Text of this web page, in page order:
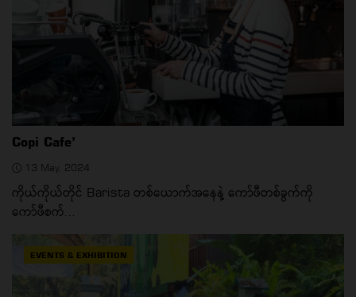
Copi Cafe’
13 May, 2024
ကိုယ်ကိုယ်တိုင် Barista တစ်ယောက်အနေနဲ့ ကော်ဖီတစ်ခွက်ကို
ကော်ဖီစက်...
EVENTS & EXHIBITION